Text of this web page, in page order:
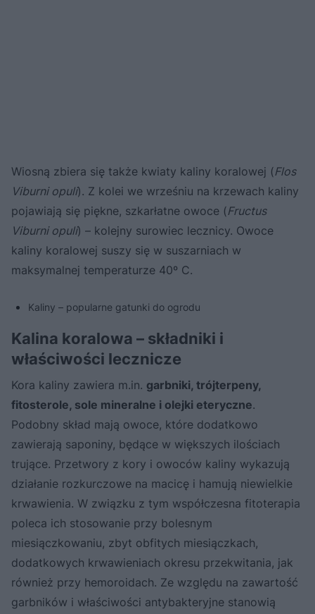
Wiosną zbiera się także kwiaty kaliny koralowej (Flos
Viburni opuli). Z kolei we wrześniu na krzewach kaliny
pojawiają się piękne, szkarłatne owoce (Fructus
Viburni opuli) – kolejny surowiec lecznicy. Owoce
kaliny koralowej suszy się w suszarniach w
maksymalnej temperaturze 40º C.
Kaliny – popularne gatunki do ogrodu
Kalina koralowa – składniki i
właściwości lecznicze
Kora kaliny zawiera m.in. garbniki, trójterpeny,
fitosterole, sole mineralne i olejki eteryczne.
Podobny skład mają owoce, które dodatkowo
zawierają saponiny, będące w większych ilościach
trujące. Przetwory z kory i owoców kaliny wykazują
działanie rozkurczowe na macicę i hamują niewielkie
krwawienia. W związku z tym współczesna fitoterapia
poleca ich stosowanie przy bolesnym
miesiączkowaniu, zbyt obfitych miesiączkach,
dodatkowych krwawieniach okresu przekwitania, jak
również przy hemoroidach. Ze względu na zawartość
garbników i właściwości antybakteryjne stanowią